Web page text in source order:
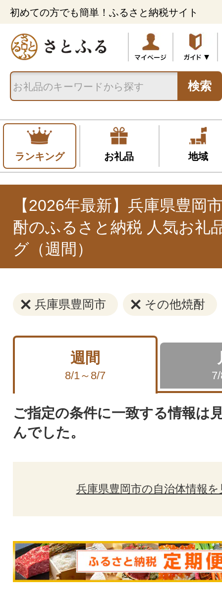
初めての方でも簡単！ふるさと納税サイト
検索
ランキング お礼品 地域
【2026年最新】兵庫県豊岡
酎のふるさと納税 人気お礼
グ（週間）
兵庫県豊岡市 その他焼酎
週間
8/1～8/7
ご指定の条件に一致する情報は
んでした。
兵庫県豊岡市の自治体情報を